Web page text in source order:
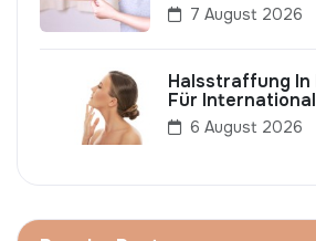
7 August 2026
Halsstraffung In
Für
6 August 2026